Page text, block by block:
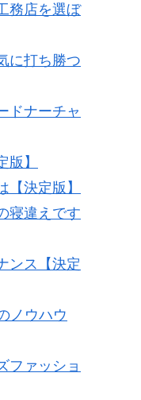
務店を選ぼ
に打ち勝つ
ドナーチャ
】
決定版】
寝違えです
ンス【決定
ノウハウ
ファッショ